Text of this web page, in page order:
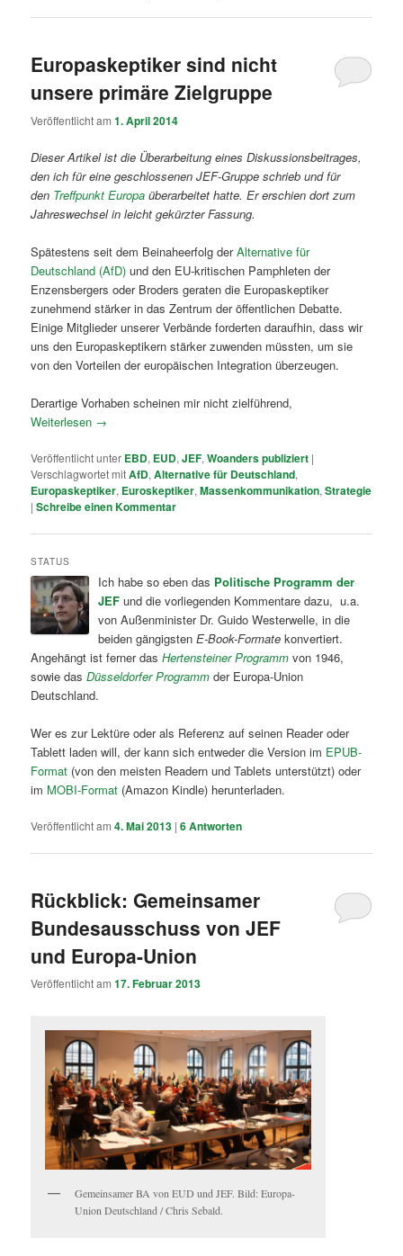
Europaskeptiker sind nicht
unsere primäre Zielgruppe
Veröffentlicht am1. April 2014
Dieser Artikel ist die Überarbeitung eines Diskussionsbeitrages,
den ich für eine geschlossenen JEF-Gruppe schrieb und für
den Treffpunkt Europa überarbeitet hatte. Er erschien dort zum
Jahreswechsel in leicht gekürzter Fassung.
Spätestens seit dem Beinaheerfolg derAlternative für
Deutschland (AfD) und den EU-kritischen Pamphleten der
Enzensbergers oder Broders geraten die Europaskeptiker
zunehmend stärker in das Zentrum der öffentlichen Debatte.
Einige Mitglieder unserer Verbände forderten daraufhin, dass wir
uns den Europaskeptikern stärker zuwenden müssten, um sie
von den Vorteilen der europäischen Integration überzeugen.
Derartige Vorhaben scheinen mir nicht zielführend,
Weiterlesen →
Veröffentlicht unter EBD, EUD,JEF,Woanders publiziert |
Verschlagwortet mitAfD,Alternative für Deutschland,
Europaskeptiker, Euroskeptiker,Massenkommunikation,Strategie
|Schreibe einen Kommentar
STATUS
Ich habe so eben das Politische Programm der
JEFund die vorliegenden Kommentare dazu, u.a.
von Außenminister Dr. Guido Westerwelle, in die
beiden gängigstenE-Book-Formate konvertiert.
Angehängt ist ferner dasHertensteiner Programm von 1946,
sowie dasDüsseldorfer Programm der Europa-Union
Deutschland.
Wer es zur Lektüre oder als Referenz auf seinen Reader oder
Tablett laden will, der kann sich entweder die Version im EPUB-
Format (von den meisten Readern und Tablets unterstützt) oder
im MOBI-Format (Amazon Kindle) herunterladen.
Veröffentlicht am4. Mai 2013 |6Antworten
Rückblick: Gemeinsamer
Bundesausschuss von JEF
und Europa-Union
Veröffentlicht am17. Februar 2013
Gemeinsamer BA von EUD und JEF. Bild: Europa-
Union Deutschland / Chris Sebald.